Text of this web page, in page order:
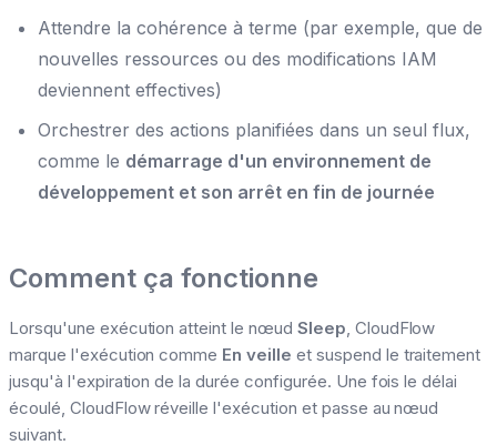
Attendre la cohérence à terme (par exemple, que de
nouvelles ressources ou des modifications IAM
deviennent effectives)
Orchestrer des actions planifiées dans un seul flux,
comme le démarrage d'un environnement de
développement et son arrêt en fin de journée
Comment ça fonctionne
Lorsqu'une exécution atteint le nœud Sleep, CloudFlow
marque l'exécution comme En veille et suspend le traitement
jusqu'à l'expiration de la durée configurée. Une fois le délai
écoulé, CloudFlow réveille l'exécution et passe au nœud
suivant.